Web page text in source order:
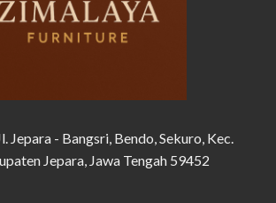
Jepara - Bangsri, Bendo, Sekuro, Kec.
Jepara, Jawa Tengah 59452